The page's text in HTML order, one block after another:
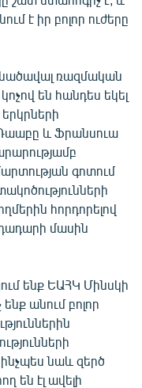
է իր բոլոր ուժերը
ռազմական
են հանդես եկել
և Ֆրանսուա
գոտում
հորդորելով
մասին
ենք ԵԱՀԿ Մինսկի
անում բոլոր
նաև զերծ
են էլ ավելի